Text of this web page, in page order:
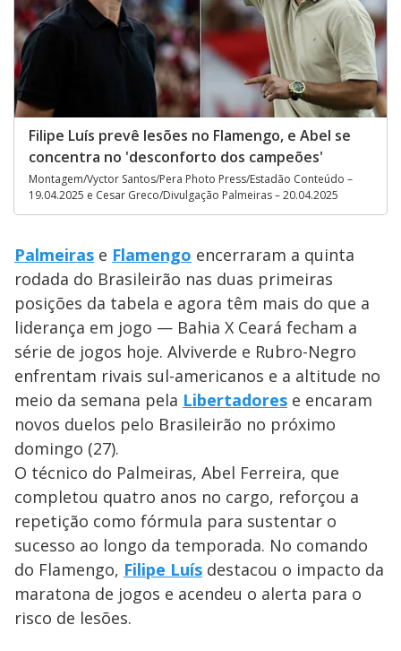
Filipe Luís prevê lesões no Flamengo, e Abel se
concentra no 'desconforto dos campeões'
Montagem/Vyctor Santos/Pera Photo Press/Estadão Conteúdo –
19.04.2025 e Cesar Greco/Divulgação Palmeiras – 20.04.2025
Palmeiras e Flamengo encerraram a quinta
rodada do Brasileirão nas duas primeiras
posições da tabela e agora têm mais do que a
liderança em jogo — Bahia X Ceará fecham a
série de jogos hoje. Alviverde e Rubro-Negro
enfrentam rivais sul-americanos e a altitude no
meio da semana pela Libertadores e encaram
novos duelos pelo Brasileirão no próximo
domingo (27).
O técnico do Palmeiras, Abel Ferreira, que
completou quatro anos no cargo, reforçou a
repetição como fórmula para sustentar o
sucesso ao longo da temporada. No comando
do Flamengo, Filipe Luís destacou o impacto da
maratona de jogos e acendeu o alerta para o
risco de lesões.